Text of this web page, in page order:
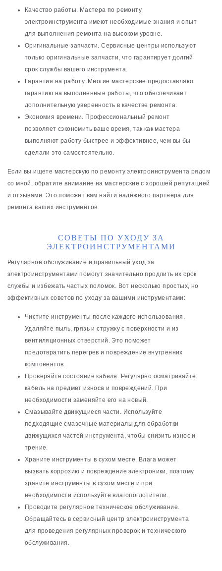
Качество работы. Мастера по ремонту
электроинструмента имеют необходимые знания и опыт
для выполнения ремонта на высоком уровне.
Оригинальные запчасти. Сервисные центры используют
только оригинальные запчасти, что гарантирует долгий
срок службы вашего инструмента.
Гарантия на работу. Многие мастерские предоставляют
гарантию на выполненные работы, что обеспечивает
дополнительную уверенность в качестве ремонта.
Экономия времени. Профессиональный ремонт
позволяет сэкономить ваше время, так как мастера
выполняют работу быстрее и эффективнее, чем вы бы
сделали это самостоятельно.
Если вы ищете мастерскую по ремонту электроинструмента рядом
со мной, обратите внимание на мастерские с хорошей репутацией
и отзывами. Это поможет вам найти надёжного партнёра для
ремонта ваших инструментов.
СОВЕТЫ ПО УХОДУ ЗА
ЭЛЕКТРОИНСТРУМЕНТАМИ
Регулярное обслуживание и правильный уход за
электроинструментами помогут значительно продлить их срок
службы и избежать частых поломок. Вот несколько простых, но
эффективных советов по уходу за вашими инструментами:
Чистите инструменты после каждого использования.
Удаляйте пыль, грязь и стружку с поверхности и из
вентиляционных отверстий. Это поможет
предотвратить перегрев и повреждение внутренних
компонентов.
Проверяйте состояние кабеля. Регулярно осматривайте
кабель на предмет износа и повреждений. При
необходимости заменяйте его на новый.
Смазывайте движущиеся части. Используйте
подходящие смазочные материалы для обработки
движущихся частей инструмента, чтобы снизить износ и
трение.
Храните инструменты в сухом месте. Влага может
вызвать коррозию и повреждение электроники, поэтому
храните инструменты в сухом месте и при
необходимости используйте влагопоглотители.
Проводите регулярное техническое обслуживание.
Обращайтесь в сервисный центр электроинструмента
для проведения регулярных проверок и технического
обслуживания.